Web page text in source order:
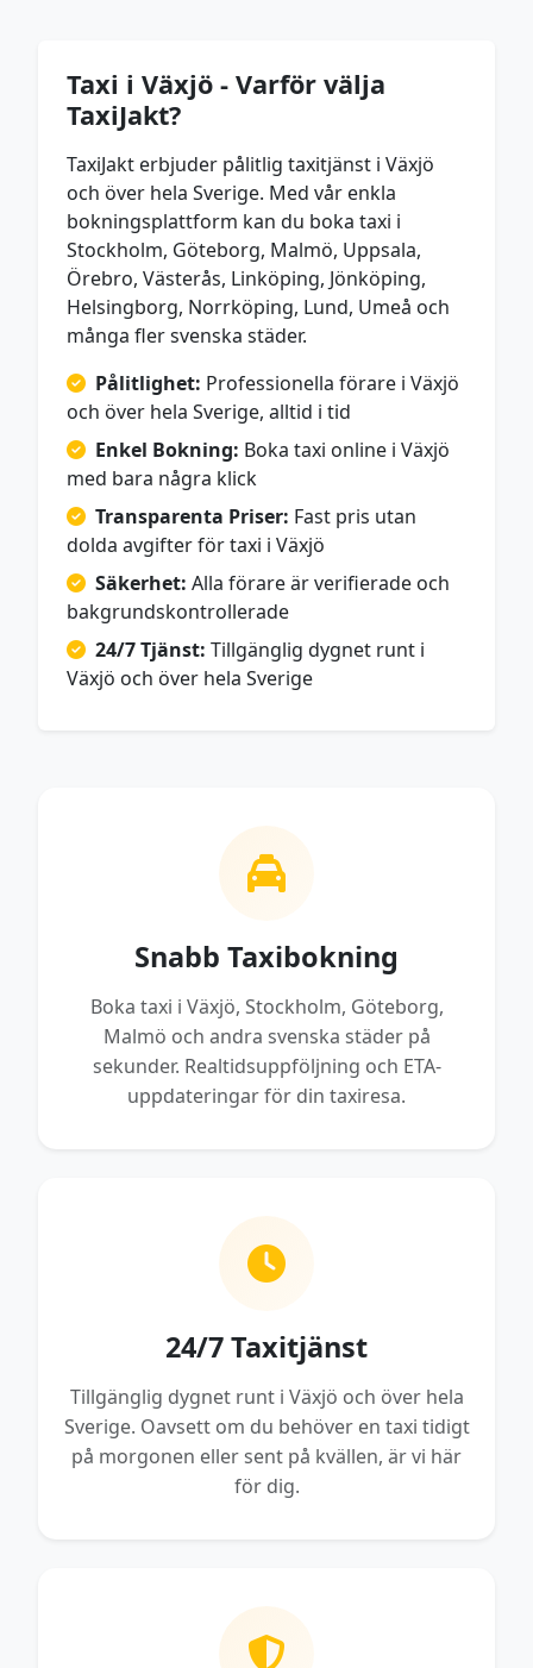
Taxi i Växjö - Varför välja
TaxiJakt?
TaxiJakt erbjuder pålitlig taxitjänst i Växjö
och över hela Sverige. Med vår enkla
bokningsplattform kan du boka taxi i
Stockholm, Göteborg, Malmö, Uppsala,
Örebro, Västerås, Linköping, Jönköping,
Helsingborg, Norrköping, Lund, Umeå och
många fler svenska städer.
Pålitlighet: Professionella förare i Växjö
och över hela Sverige, alltid i tid
Enkel Bokning: Boka taxi online i Växjö
med bara några klick
Transparenta Priser: Fast pris utan
dolda avgifter för taxi i Växjö
Säkerhet: Alla förare är verifierade och
bakgrundskontrollerade
24/7 Tjänst: Tillgänglig dygnet runt i
Växjö och över hela Sverige
Snabb Taxibokning
Boka taxi i Växjö, Stockholm, Göteborg,
Malmö och andra svenska städer på
sekunder. Realtidsuppföljning och ETA-
uppdateringar för din taxiresa.
24/7 Taxitjänst
Tillgänglig dygnet runt i Växjö och över hela
Sverige. Oavsett om du behöver en taxi tidigt
på morgonen eller sent på kvällen, är vi här
för dig.